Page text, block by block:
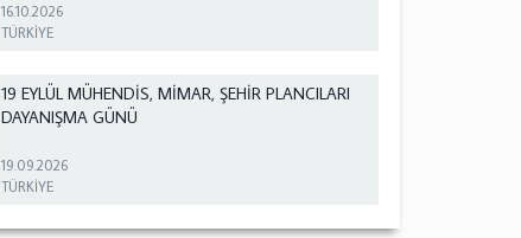
16.10.2026
TÜRKİYE
19 EYLÜL MÜHENDİS, MİMAR, ŞEHİR PLANCILARI
DAYANIŞMA GÜNÜ
19.09.2026
TÜRKİYE